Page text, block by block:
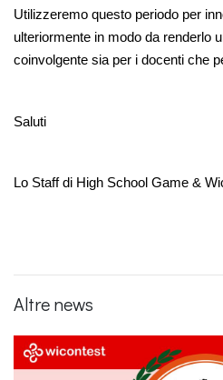
Utilizzeremo questo periodo per
ulteriormente in modo da renderlo
coinvolgente sia per i docenti che
Saluti
Lo Staff di High School Game &
Altre news